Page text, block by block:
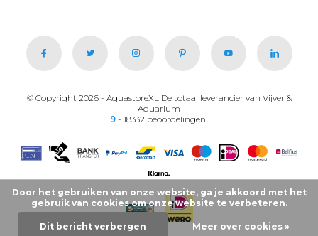
© Copyright 2026 - AquastoreXL De totaal leverancier van Vijver &
Aquarium
9 - 18332 beoordelingen!
Door het gebruiken van onze website, ga je akkoord met het
gebruik van cookies om onze website te verbeteren.
Dit bericht verbergen Meer over cookies »